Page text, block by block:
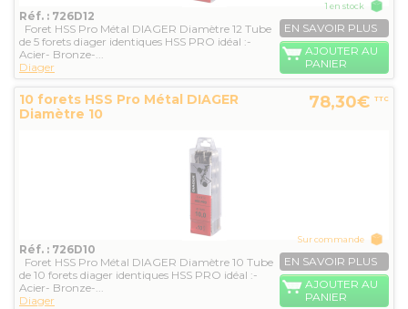
Réf. : 726D12
Foret HSS Pro Métal DIAGER Diamètre 12 Tube
de 5 forets diager identiques HSS PRO idéal :-
Acier- Bronze-...
Diager
1 en stock
EN SAVOIR PLUS
AJOUTER AU
PANIER
10 forets HSS Pro Métal DIAGER
Diamètre 10
78,30€ TTC
Réf. : 726D10
Foret HSS Pro Métal DIAGER Diamètre 10 Tube
de 10 forets diager identiques HSS PRO idéal :-
Acier- Bronze-...
Diager
Sur commande
EN SAVOIR PLUS
AJOUTER AU
PANIER